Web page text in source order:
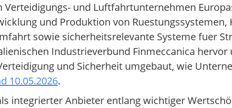
Verteidigungs- und Luftfahrtunternehmen
und Produktion von Ruestungssystemen,
sowie sicherheitsrelevante Systeme fuer
Industrieverbund Finmeccanica
und Sicherheit umgebaut, wie
10.05.2026.
integrierter Anbieter entlang wichtiger